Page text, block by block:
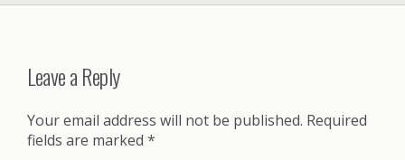
Leave a Reply
Your email address will not be published. Required
fields are marked *